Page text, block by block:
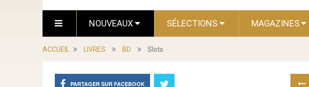
NOUVEAUX SÉLECTIONS MAGAZINES
ACCUEIL LIVRES BD Slots
PARTAGER SUR FACEBOOK